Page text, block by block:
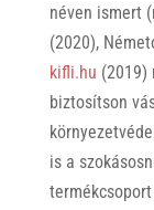
néven ismert
(2020),
kifli.hu (2019)
biztosítson
is a